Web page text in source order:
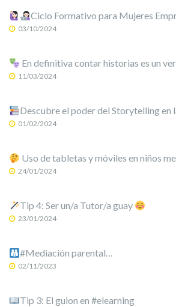
Ciclo Formativo para Mujeres
03/10/2024
En definitiva contar historias es un
11/03/2024
Descubre el poder del Storytelling en
01/02/2024
Uso de tabletas y móviles en niños
24/01/2024
Tip 4: Ser un/a Tutor/a guay
23/01/2024
#Mediación parental…
02/11/2023
Tip 3: El guion en #elearning